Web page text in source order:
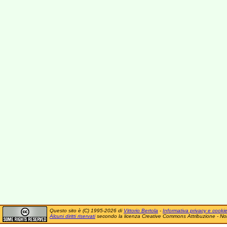
Questo sito è (C) 1995-2026 di Vittorio Bertola - Informativa privacy e cookie
Alcuni diritti riservatisecondo la licenza Creative Commons Attribuzione -